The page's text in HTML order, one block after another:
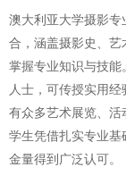
澳大利亚大学摄影
合，涵盖摄影史、
掌握专业知识与技能
人士，可传授实用经
有众多艺术展览、活
学生凭借扎实专业基
金量得到广泛认可。